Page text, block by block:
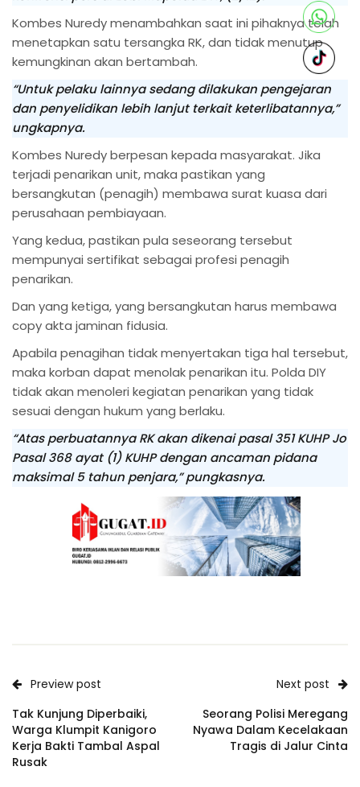
Kombes Nuredy menambahkan saat ini pihaknya telah
menetapkan satu tersangka RK, dan tidak menutup
kemungkinan akan bertambah.
“Untuk pelaku lainnya sedang dilakukan pengejaran
dan penyelidikan lebih lanjut terkait keterlibatannya,”
ungkapnya.
Kombes Nuredy berpesan kepada masyarakat. Jika
terjadi penarikan unit, maka pastikan yang
bersangkutan (penagih) membawa surat kuasa dari
perusahaan pembiayaan.
Yang kedua, pastikan pula seseorang tersebut
mempunyai sertifikat sebagai profesi penagih
penarikan.
Dan yang ketiga, yang bersangkutan harus membawa
copy akta jaminan fidusia.
Apabila penagihan tidak menyertakan tiga hal tersebut,
maka korban dapat menolak penarikan itu. Polda DIY
tidak akan menoleri kegiatan penarikan yang tidak
sesuai dengan hukum yang berlaku.
“Atas perbuatannya RK akan dikenai pasal 351 KUHP Jo
Pasal 368 ayat (1) KUHP dengan ancaman pidana
maksimal 5 tahun penjara,” pungkasnya.
Preview post
Tak Kunjung Diperbaiki,
Warga Klumpit Kanigoro
Kerja Bakti Tambal Aspal
Rusak
Next post
Seorang Polisi Meregang
Nyawa Dalam Kecelakaan
Tragis di Jalur Cinta